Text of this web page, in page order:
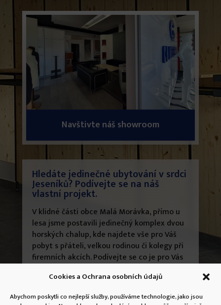
Cookies a Ochrana osobních údajů
Abychom poskytli co nejlepší služby, používáme technologie, jako jsou
Navštivte náš showroom
Hledáte jedinečné ubytování v srdci
Jeseníků? Podívejte se na náš
vlastní projekt.
V klidné části obce Malá Morávka, přímo u
lesa jsme postavili jedinečný komplex dvou
horských chalup, kde najdete vše pro Váš
pobyt s přáteli, velkou rodinou či kolegy při
firemních akcích. Podívejte se co je pro Vás
wellness a dalšího.